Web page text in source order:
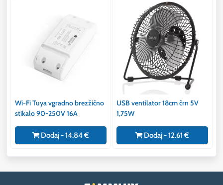
Wi-Fi Tuya vgradno brezžično
stikalo 90-250V 16A
Dodaj - 14.84 €
USB ventilator 18cm črn 5V
1,75W
Dodaj - 12.61 €